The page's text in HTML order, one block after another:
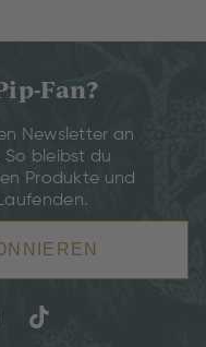
Fan?
Newsletter an
bleibst du
Produkte und